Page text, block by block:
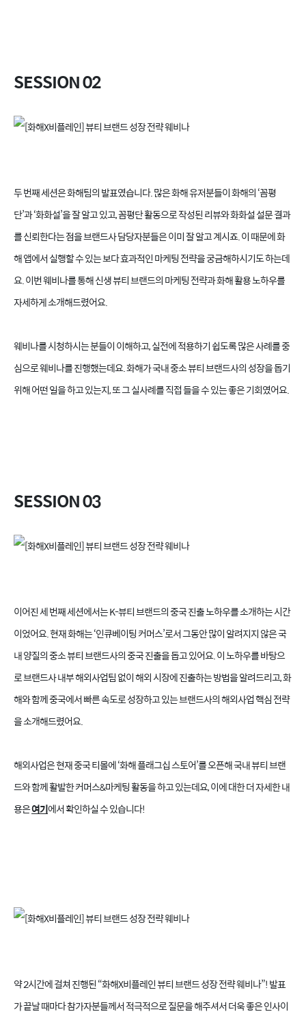
SESSION 02
두 번째 세션은 화해팀의 발표였습니다. 많은 화해 유저분들이 화해의 ‘꼼평
단’과 ‘화화설’을 잘 알고 있고, 꼼평단 활동으로 작성된 리뷰와 화화설 설문 결과
를 신뢰한다는 점을 브랜드사 담당자분들은 이미 잘 알고 계시죠. 이 때문에 화
해 앱에서 실행할 수 있는 보다 효과적인 마케팅 전략을 궁금해하시기도 하는데
요. 이번 웨비나를 통해 신생 뷰티 브랜드의 마케팅 전략과 화해 활용 노하우를
자세하게 소개해드렸어요.
웨비나를 시청하시는 분들이 이해하고, 실전에 적용하기 쉽도록 많은 사례를 중
심으로 웨비나를 진행했는데요. 화해가 국내 중소 뷰티 브랜드사의 성장을 돕기
위해 어떤 일을 하고 있는지, 또 그 실사례를 직접 들을 수 있는 좋은 기회였어요.
SESSION 03
이어진 세 번째 세션에서는 K-뷰티 브랜드의 중국 진출 노하우를 소개하는 시간
이었어요. 현재 화해는 ‘인큐베이팅 커머스’로서 그동안 많이 알려지지 않은 국
내 양질의 중소 뷰티 브랜드사의 중국 진출을 돕고 있어요. 이 노하우를 바탕으
로 브랜드사 내부 해외사업팀 없이 해외 시장에 진출하는 방법을 알려드리고, 화
해와 함께 중국에서 빠른 속도로 성장하고 있는 브랜드사의 해외사업 핵심 전략
을 소개해드렸어요.
해외사업은 현재 중국 티몰에 ‘화해 플래그십 스토어’를 오픈해 국내 뷰티 브랜
드와 함께 활발한 커머스&마케팅 활동을 하고 있는데요, 이에 대한 더 자세한 내
용은여기에서 확인하실 수 있습니다!
약 2시간에 걸쳐 진행된 “화해X비플레인 뷰티 브랜드 성장 전략 웨비나”! 발표
가 끝날 때마다 참가자분들께서 적극적으로 질문을 해주셔서 더욱 좋은 인사이